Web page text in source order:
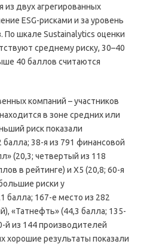
из двух агрегированных
ESG-рисками и за уровень
По шкале Sustainalytics оценки
среднему риску, 30–40
40 баллов считаются
компаний – участников
в зоне средних или
риск показали
38-я из 791 финансовой
(20,3; четвертый из 118
в рейтинге) и Х5 (20,8; 60-я
риски у
балла; 167-е место из 282
«Татнефть» (44,3 балла; 135-
й из 144 производителей
хорошие результаты показали